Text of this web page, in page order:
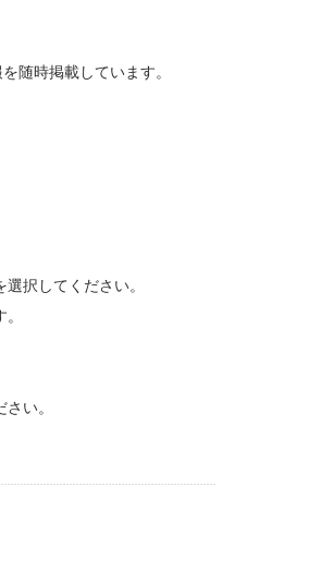
随時掲載しています。
択してください。
い。